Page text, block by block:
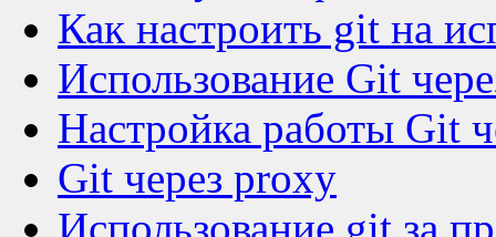
Как настроить git на
Использование Git
Настройка работы Git
Git через proxy